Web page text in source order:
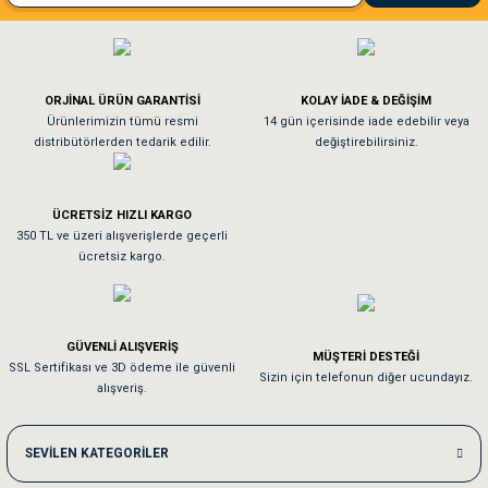
Gönder
El**** Ek******
Köpeğim bayıldı hediyeler için teşekkürler
As**** Tu******
Tavşanım kafesinin kalitesine ve paketlemesine bayıldım
Sa**** On******
Kedilerim beğeniyorlar. Memnunuz. Uygun fiyatta olması iyi.
Me***** Ya******
Akşam verdiğim sipariş bir sonraki gün elime ulaştı. Jack russell köpeğim
ORJİNAL ÜRÜN GARANTİSİ
Ürünlerimizin tümü resmi
distribütörlerden tedarik edilir.
KOLAY İADE & DEĞİŞİM
14 gün içerisinde iade edebilir veya
değiştirebilirsiniz.
ÜCRETSİZ HIZLI KARGO
350 TL ve üzeri alışverişlerde geçerli
ücretsiz kargo.
GÜVENLİ ALIŞVERİŞ
SSL Sertifikası ve 3D ödeme ile güvenli
alışveriş.
MÜŞTERİ DESTEĞİ
Sizin için telefonun diğer ucundayız.
SEVİLEN KATEGORİLER